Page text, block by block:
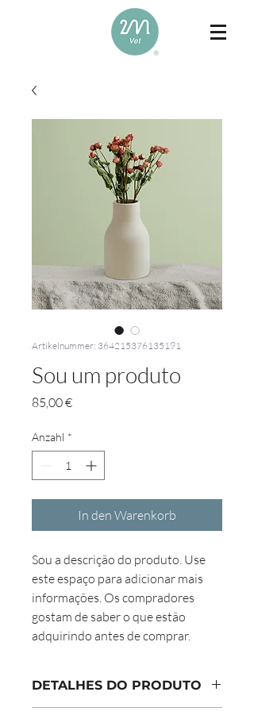
Artikelnummer: 364215376135191
Sou um produto
85,00 €Preis
Anzahl *
In den Warenkorb
Sou a descrição do produto. Use
este espaço para adicionar mais
informações. Os compradores
gostam de saber o que estão
adquirindo antes de comprar.
DETALHES DO PRODUTO